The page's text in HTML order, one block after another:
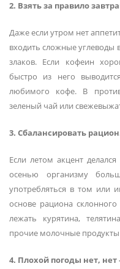
2. Взять за правило
Даже если утром нет
входить сложные углеводы
злаков. Если кофеин
быстро из него
любимого кофе. В
зеленый чай или
3. Сбалансировать
Если летом акцент
осенью организму
употребляться в том или
основе рациона
лежать курятина,
прочие молочные
4. Плохой погоды нет, нет